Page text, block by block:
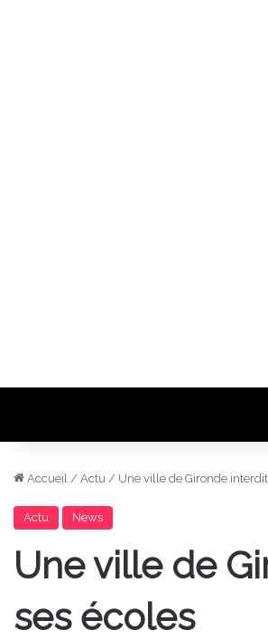
Accueil / Actu / Une ville de Gironde
Actu News
Une ville de
ses écoles